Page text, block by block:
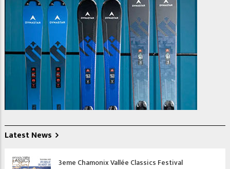
Latest News
3eme Chamonix Vallée Classics Festival